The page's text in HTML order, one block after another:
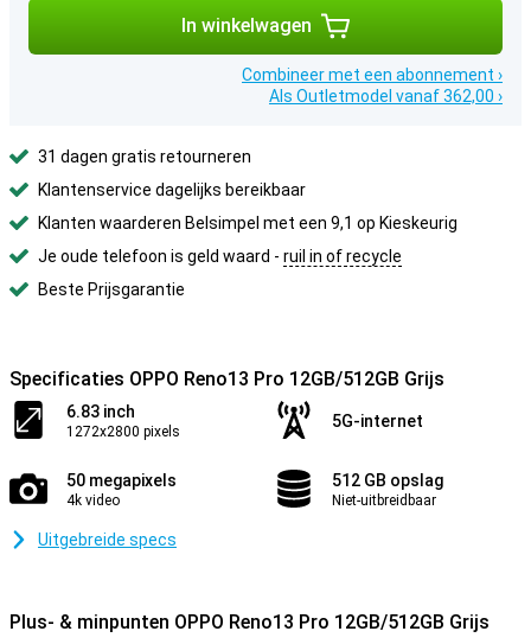
In winkelwagen
Combineer met een abonnement ›
Als Outletmodel vanaf 362,00 ›
31 dagen gratis retourneren
Klantenservice dagelijks bereikbaar
Klanten waarderen Belsimpel met een 9,1 op Kieskeurig
Je oude telefoon is geld waard - ruil in of recycle
Beste Prijsgarantie
Specificaties OPPO Reno13 Pro 12GB/512GB Grijs
6.83 inch
1272x2800 pixels
5G-internet
50 megapixels
4k video
512 GB opslag
Niet-uitbreidbaar
Uitgebreide specs
Plus- & minpunten OPPO Reno13 Pro 12GB/512GB Grijs